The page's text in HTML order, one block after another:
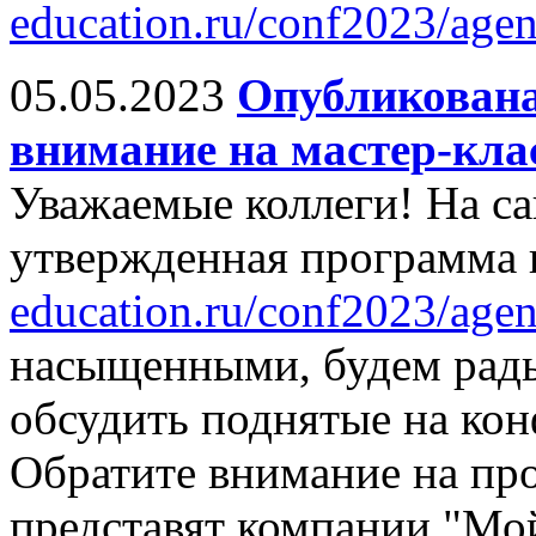
education.ru/conf2023/
05.05.2023
внимание на мастер-
Уважаемые коллеги! На
утвержденная
education.ru/conf2023/
насыщенными, будем
обсудить поднятые на
Обратите внимание на
представят компании